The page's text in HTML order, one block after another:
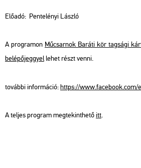
Elő­adó: Pen­te­lé­nyi Lász­ló
A prog­ra­mon Mű­csar­nok Ba­rá­ti kör tag­sá­gi
be­lé­pő­jeggyellehet részt venni.
to­váb­bi in­for­má­ció:https://​www.​fa­ce­book.​com/​
A tel­jes prog­ram meg­te­kint­he­tő itt.